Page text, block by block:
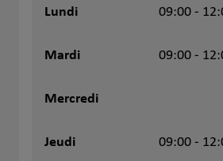
Lundi 09:00 -
Mardi 09:00 -
Mercredi
Jeudi 09:00 -